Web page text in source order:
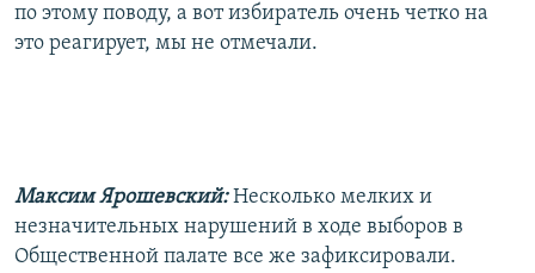
по этому поводу, а вот избиратель очень четко на
это реагирует, мы не отмечали.
Максим Ярошевский: Несколько мелких и
незначительных нарушений в ходе выборов в
Общественной палате все же зафиксировали.